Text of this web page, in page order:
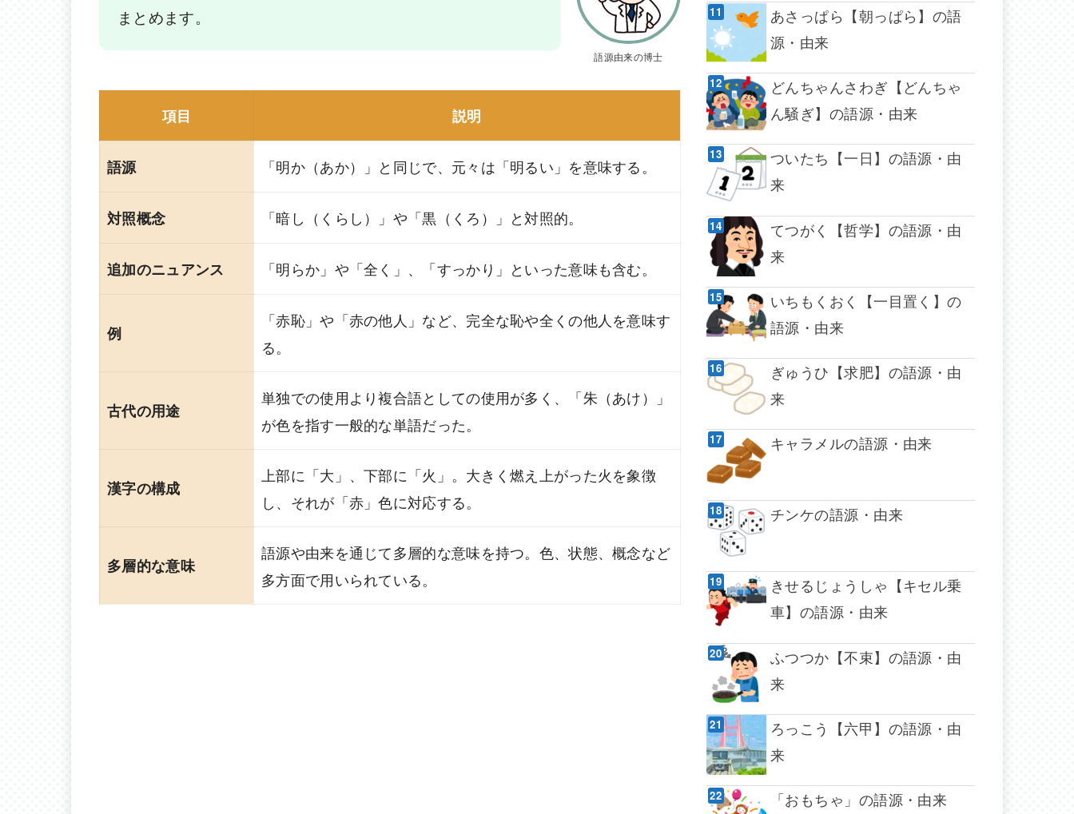
語源由来の博士
まとめます。
項目 説明
語源 「明か（あか）」と同じで、元々は「明るい」を意味する。
対照概念 「暗し（くらし）」や「黒（くろ）」と対照的。
追加のニュアンス 「明らか」や「全く」、「すっかり」といった意味も含む。
例
「赤恥」や「赤の他人」など、完全な恥や全くの他人を意味す
る。
古代の用途
単独での使用より複合語としての使用が多く、「朱（あけ）」
が色を指す一般的な単語だった。
漢字の構成
上部に「大」、下部に「火」。大きく燃え上がった火を象徴
し、それが「赤」色に対応する。
多層的な意味
語源や由来を通じて多層的な意味を持つ。色、状態、概念など
多方面で用いられている。
あさっぱら【朝っぱら】の語
源・由来
どんちゃんさわぎ【どんちゃ
ん騒ぎ】の語源・由来
ついたち【一日】の語源・由
来
てつがく【哲学】の語源・由
来
いちもくおく【一目置く】の
語源・由来
ぎゅうひ【求肥】の語源・由
来
キャラメルの語源・由来
チンケの語源・由来
きせるじょうしゃ【キセル乗
車】の語源・由来
ふつつか【不束】の語源・由
来
ろっこう【六甲】の語源・由
来
「おもちゃ」の語源・由来